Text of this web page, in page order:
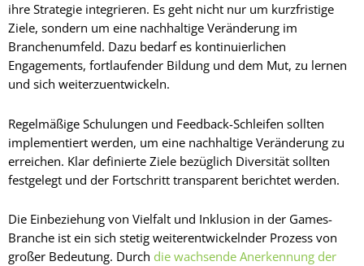
ihre Strategie integrieren. Es geht nicht nur um kurzfristige
Ziele, sondern um eine nachhaltige Veränderung im
Branchenumfeld. Dazu bedarf es kontinuierlichen
Engagements, fortlaufender Bildung und dem Mut, zu lernen
und sich weiterzuentwickeln.
Regelmäßige Schulungen und Feedback-Schleifen sollten
implementiert werden, um eine nachhaltige Veränderung zu
erreichen. Klar definierte Ziele bezüglich Diversität sollten
festgelegt und der Fortschritt transparent berichtet werden.
Die Einbeziehung von Vielfalt und Inklusion in der Games-
Branche ist ein sich stetig weiterentwickelnder Prozess von
großer Bedeutung. Durch die wachsende Anerkennung der